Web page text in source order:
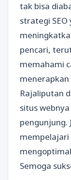
tak bisa
strategi
pencari,
memahami
menerapkan
Rajaliputan
situs
pengunjung.
mempelajari
Semoga